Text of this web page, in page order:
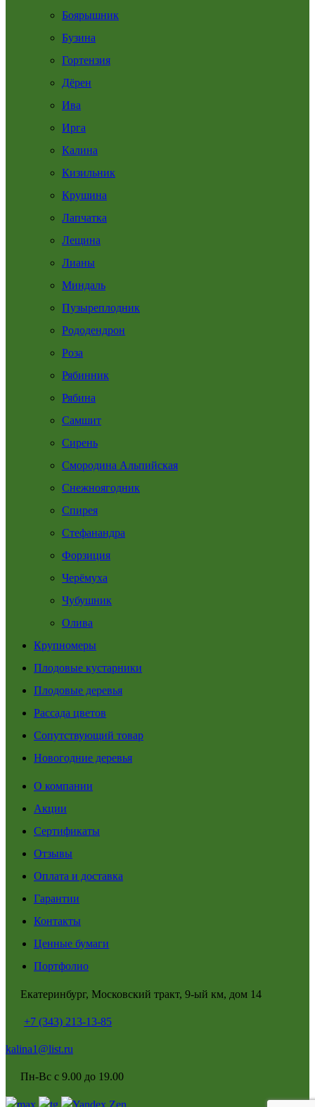
Боярышник
Бузина
Гортензия
Дёрен
Ива
Ирга
Калина
Кизильник
Крушина
Лапчатка
Лещина
Лианы
Миндаль
Пузыреплодник
Рододендрон
Роза
Рябинник
Рябина
Самшит
Сирень
Смородина Альпийская
Снежноягодник
Спирея
Стефанандра
Форзиция
Черёмуха
Чубушник
Олива
Крупномеры
Плодовые кустарники
Плодовые деревья
Рассада цветов
Сопутствующий товар
Новогодние деревья
О компании
Акции
Сертификаты
Отзывы
Оплата и доставка
Гарантии
Контакты
Ценные бумаги
Портфолио
Екатеринбург, Московский тракт, 9-ый км, дом 14
+7 (343) 213-13-85
kalina1@list.ru
Пн-Вс с 9.00 до 19.00